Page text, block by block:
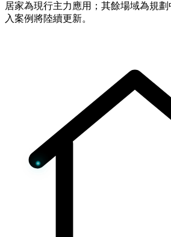
居家為現行主力應用；其餘場域為規
入案例將陸續更新。